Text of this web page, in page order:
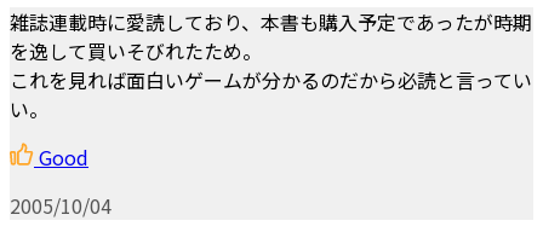
雑誌連載時に愛読しており、本書も購入予定であったが時期
を逸して買いそびれたため。
これを見れば面白いゲームが分かるのだから必読と言ってい
い。
Good
2005/10/04